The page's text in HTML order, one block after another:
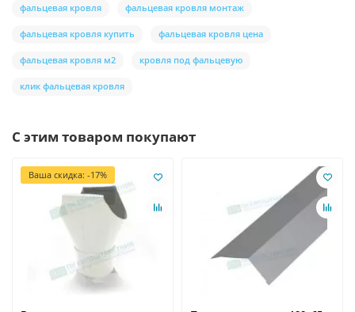
фальцевая кровля фальцевая кровля монтаж
фальцевая кровля купить фальцевая кровля цена
фальцевая кровля м2 кровля под фальцевую
клик фальцевая кровля
С этим товаром покупают
Ваша скидка: -17%